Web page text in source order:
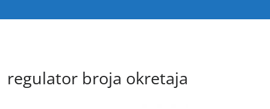
regulator broja okretaja